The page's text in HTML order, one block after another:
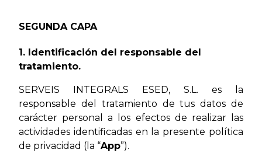
SEGUNDA CAPA
1. Identificación del responsable del
tratamiento.
SERVEIS INTEGRALS ESED, S.L. es la
responsable del tratamiento de tus datos de
carácter personal a los efectos de realizar las
actividades identificadas en la presente política
de privacidad (la “App”).